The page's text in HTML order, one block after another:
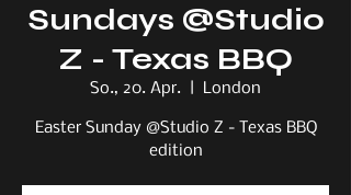
Sundays @Studio
Z - Texas BBQ
So., 20. Apr. London
Easter Sunday @Studio Z - Texas BBQ
edition